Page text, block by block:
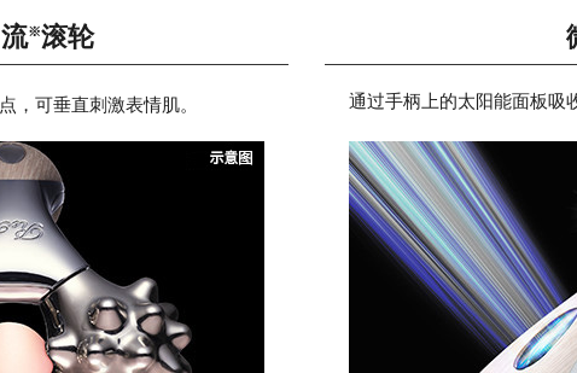
※滚轮
，可垂直刺激表情肌。 通过手柄上的太阳能面板吸